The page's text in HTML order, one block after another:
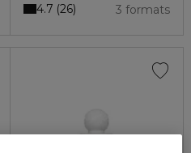
3 formats
4.7 26